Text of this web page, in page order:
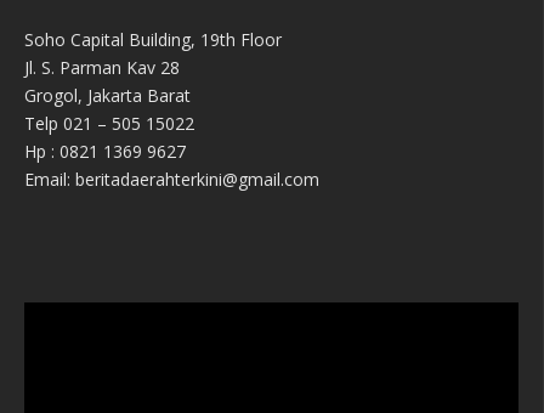
Soho Capital Building, 19th Floor
Jl. S. Parman Kav 28
Grogol, Jakarta Barat
Telp 021 – 505 15022
Hp : 0821 1369 9627
Email: beritadaerahterkini@gmail.com